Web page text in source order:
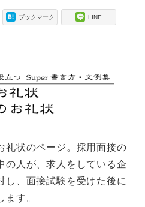
ブックマーク LINE
礼状のページ。採用面接の
の人が、求人をしている企
し、面接試験を受けた後に
す。